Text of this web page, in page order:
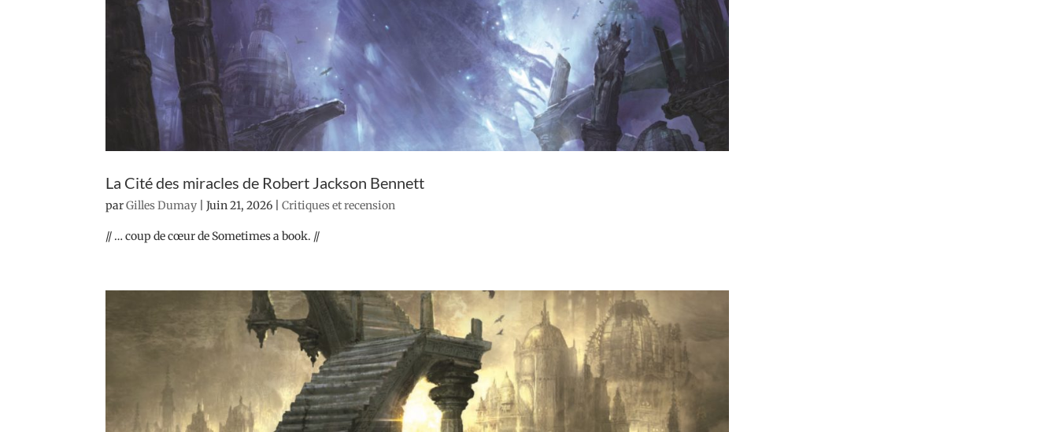
La Cité des miracles de Robert Jackson Bennett
parGilles Dumay |Juin 21, 2026 |Critiques et recension
// … coup de cœur de Sometimes a book. //